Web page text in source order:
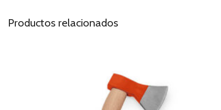
Productos relacionados